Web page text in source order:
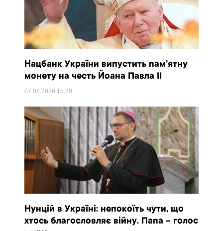
Нацбанк України випустить пам’ятну
монету на честь Йоана Павла II
07.08.2026 15:29
Нунцій в Україні: непокоїть чути, що
хтось благословляє війну. Папа – голос